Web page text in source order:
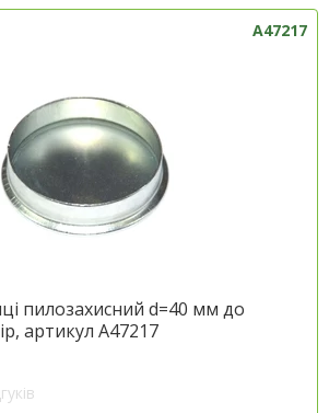
A47217
пилозахисний d=40 мм до
артикул A47217